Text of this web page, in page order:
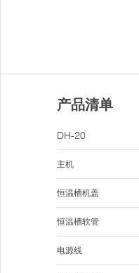
产品清单
DH-20
主机
恒温槽机盖
恒温槽软管
电源线